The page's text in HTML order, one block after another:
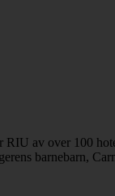
RIU av over 100
barnebarn,